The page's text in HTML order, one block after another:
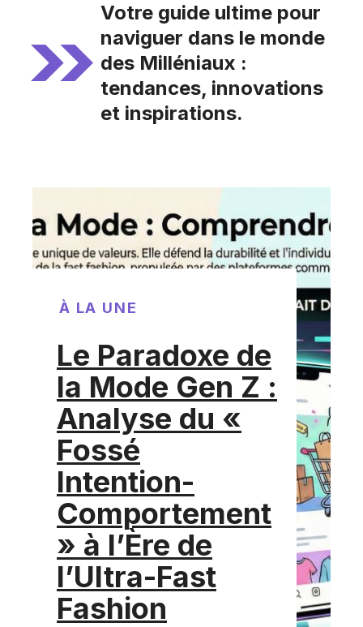
Votre guide ultime pour
naviguer dans le monde
des Milléniaux :
tendances, innovations
et inspirations.
À LA UNE
Le Paradoxe de
la Mode Gen Z :
Analyse du «
Fossé
Intention-
Comportement
» à l’Ère de
l’Ultra-Fast
Fashion